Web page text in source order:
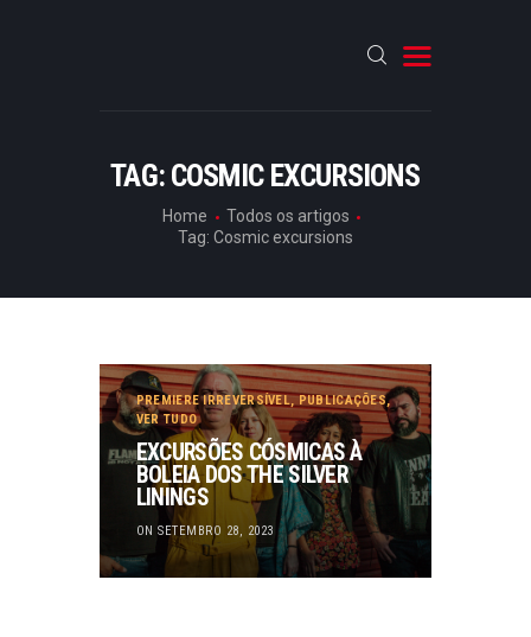
TAG: COSMIC EXCURSIONS
Home
Todos os artigos
Tag: Cosmic excursions
CRÓNICAS
ENTREVISTAS
PREMIERE IRREVERSÍVEL,PUBLICAÇÕES,
VER TUDO
EXCURSÕES CÓSMICAS À
BOLEIA DOS THE SILVER
LININGS
ON SETEMBRO 28, 2023